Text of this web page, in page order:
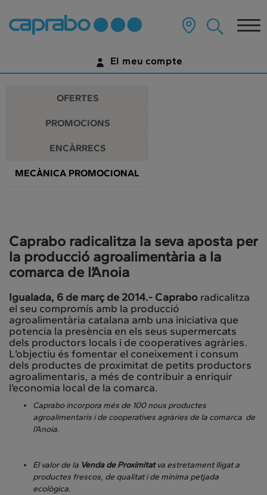
Promocions
descomptes
als
nostres
supermercats
contingut
pàgina
El meu compte
ENCARA NO TENS UN COMPTE DIGITAL?
OFERTES
PROMOCIONS
ENCÀRRECS
MECÀNICA PROMOCIONAL
Caprabo radicalitza la seva aposta per
la producció agroalimentària a la
comarca de l’Anoia
Igualada, 6 de març de 2014.- Caprabo radicalitza
el seu compromís amb la producció
agroalimentària catalana amb una iniciativa que
potencia la presència en els seus supermercats
dels productors locals i de cooperatives agràries.
L’objectiu és fomentar el coneixement i consum
dels productes de proximitat de petits productors
agroalimentaris, a més de contribuir a enriquir
l’economia local de la comarca.
Caprabo incorpora més de 100 nous productes
agroalimentaris i de cooperatives agràries de la comarca de
l’Anoia.
El valor de la Venda de Proximitatva estretament lligat a
productes frescos, de qualitat i de mínima petjada
ecològica.